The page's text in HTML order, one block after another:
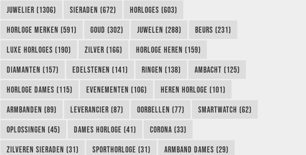
JUWELIER (1306) SIERADEN (672) HORLOGES (603)
HORLOGE MERKEN (591) GOUD (302) JUWELEN (288) BEURS (231)
LUXE HORLOGES (190) ZILVER (166) HORLOGE HEREN (159)
DIAMANTEN (157) EDELSTENEN (141) RINGEN (138) AMBACHT (125)
HORLOGE DAMES (115) EVENEMENTEN (106) HEREN HORLOGE (101)
ARMBANDEN (89) LEVERANCIER (87) OORBELLEN (77) SMARTWATCH (62)
OPLOSSINGEN (45) DAMES HORLOGE (41) CORONA (33)
ZILVEREN SIERADEN (31) SPORTHORLOGE (31) ARMBAND DAMES (29)